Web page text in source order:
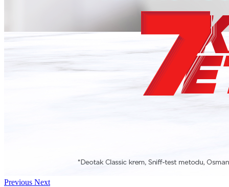
Previous Next